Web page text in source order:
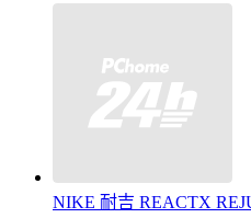
NIKE 耐吉 REACTX